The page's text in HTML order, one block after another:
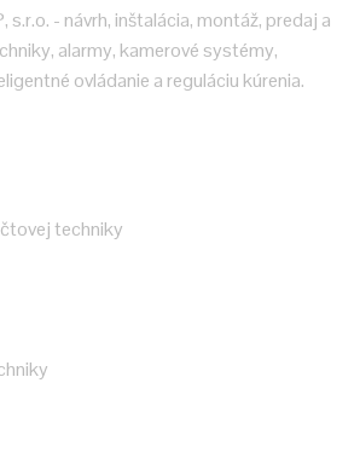
s.r.o. - návrh, inštalácia, montáž, predaj a
alarmy, kamerové systémy,
ovládanie a reguláciu kúrenia.
techniky